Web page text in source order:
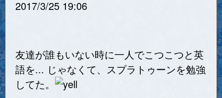
2017/3/25 19:06
友達が誰もいない時に一人でこつこつと英
語を... じゃなくて、スプラトゥーンを勉強
してた。